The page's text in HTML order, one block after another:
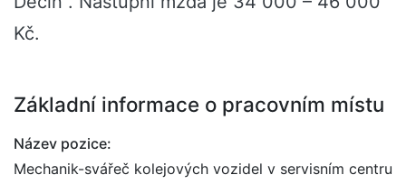
Kč.
Základní informace o pracovním místu
Název pozice:
Mechanik-svářeč kolejových vozidel v servisním centru